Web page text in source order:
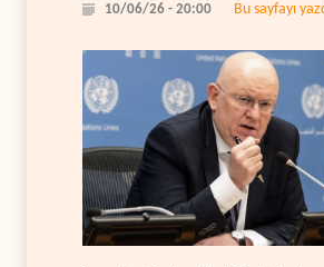
10/06/26 - 20:00 Bu sayfayı